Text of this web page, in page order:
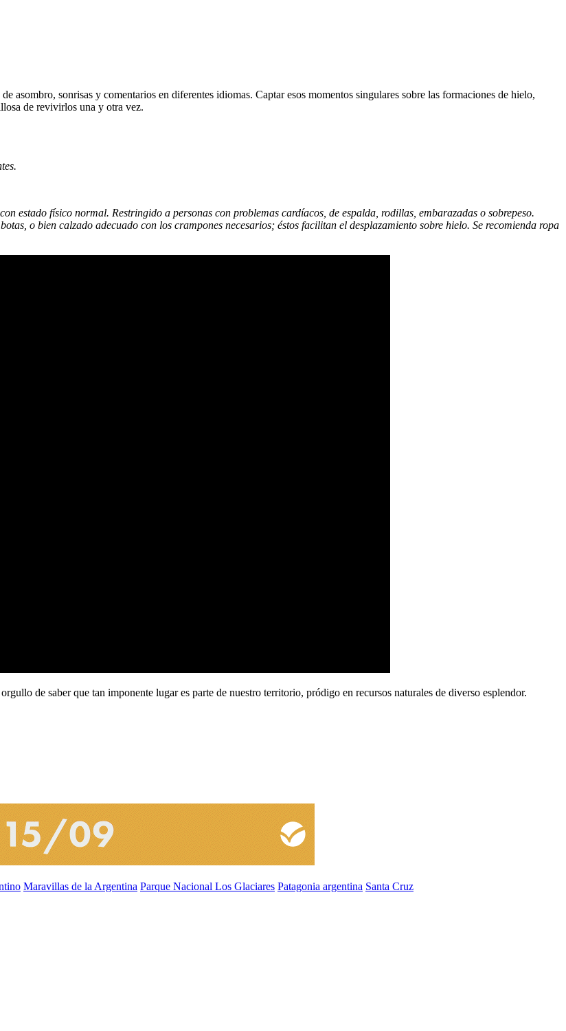
asombro, sonrisas y comentarios en diferentes idiomas. Captar esos momentos singulares sobre las formaciones de hielo,
de revivirlos una y otra vez.
estado físico normal. Restringido a personas con problemas cardíacos, de espalda, rodillas, embarazadas o sobrepeso.
o bien calzado adecuado con los crampones necesarios; éstos facilitan el desplazamiento sobre hielo. Se recomienda ropa
de saber que tan imponente lugar es parte de nuestro territorio, pródigo en recursos naturales de diverso esplendor.
Maravillas de la Argentina Parque Nacional Los Glaciares Patagonia argentina Santa Cruz